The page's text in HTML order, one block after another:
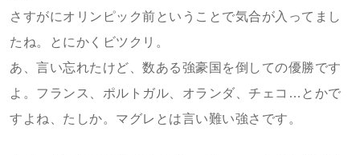
さすがにオリンピック前ということで気合が入ってまし
たね。とにかくビツクリ。
あ、言い忘れたけど、数ある強豪国を倒しての優勝です
よ。フランス、ポルトガル、オランダ、チェコ…とかで
すよね、たしか。マグレとは言い難い強さです。